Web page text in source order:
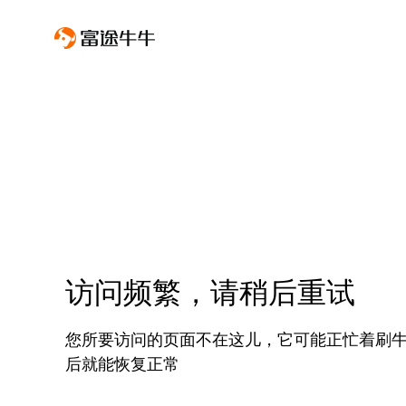
访问频繁，请稍后重试
您所要访问的页面不在这儿，它可能正忙着刷
后就能恢复正常